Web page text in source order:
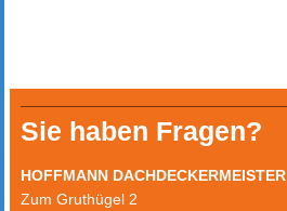
Sie haben Fragen?
HOFFMANN DACHDECKERMEISTER
Zum Gruthügel 2